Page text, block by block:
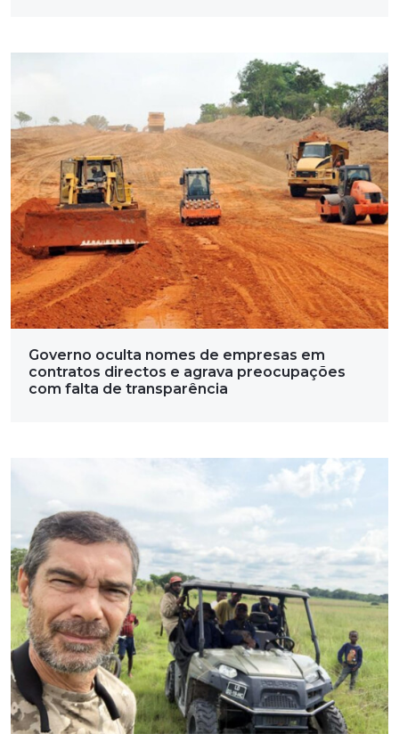
Governo oculta nomes de empresas em
contratos directos e agrava preocupações
com falta de transparência